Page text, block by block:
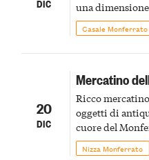
DIC
una
Casale Monferrato
20
DIC
Mercatino
Ricco
oggetti di
cuore del
Nizza Monferrato